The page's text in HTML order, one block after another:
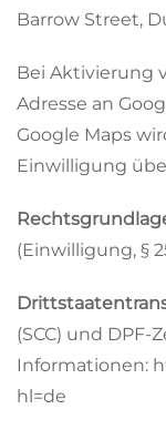
Barrow Street,
Bei Aktivierung
Adresse an
Google Maps
Einwilligung
(Einwilligung, §
(SCC) und
Informationen:
hl=de